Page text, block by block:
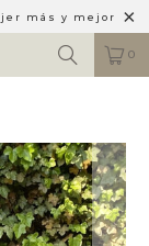
más y mejor
0